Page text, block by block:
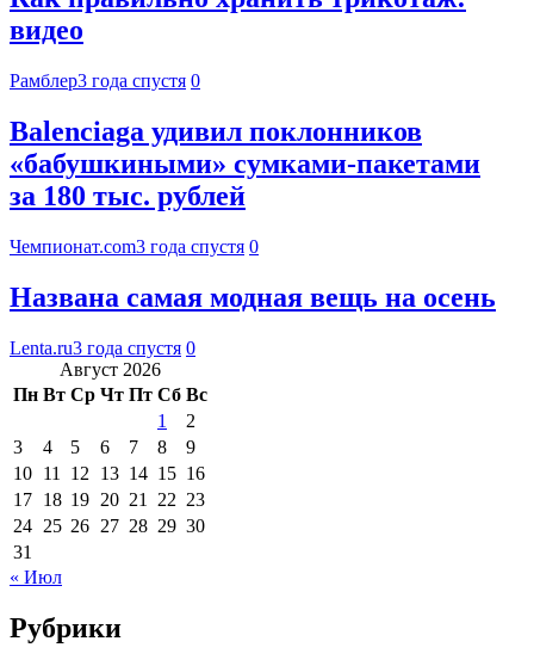
видео
Рамблер3 года спустя 0
Balenciaga удивил поклонников
«бабушкиными» сумками-пакетами
за 180 тыс. рублей
Чемпионат.com3 года спустя 0
Названа самая модная вещь на осень
Lenta.ru3 года спустя 0
Август 2026
Пн Вт Ср Чт Пт Сб Вс
1
2
3
4 5 6 7 8
9
10 11 12 13 14 15 16
17 18 19 20 21 22 23
24 25 26 27 28 29 30
31
« Июл
Рубрики